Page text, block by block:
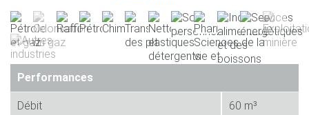
Performances
Débit 60 m³